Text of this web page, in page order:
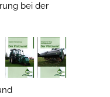
bei der